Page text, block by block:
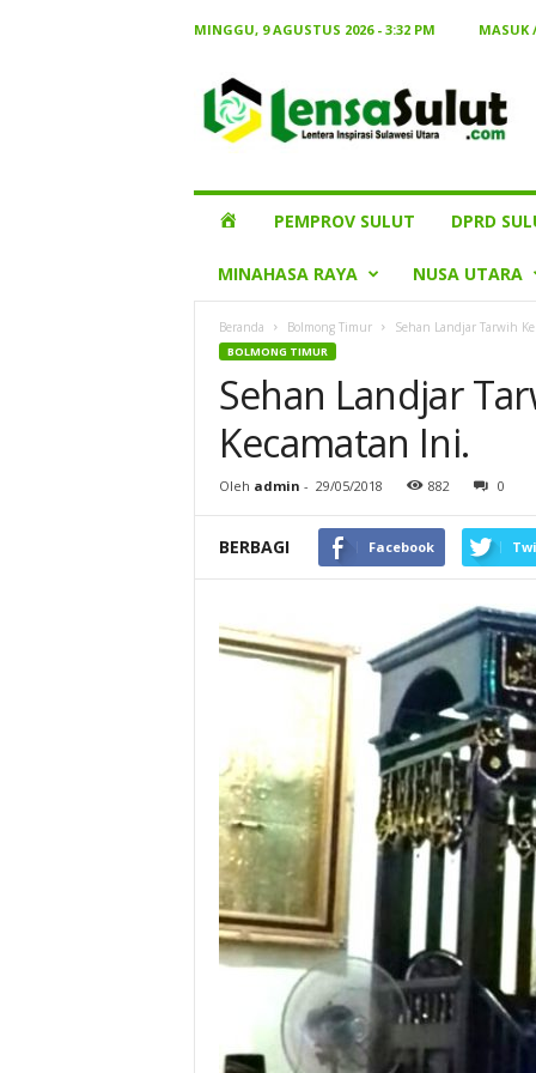
MINGGU, 9 AGUSTUS 2026 - 3:32 PM
MASUK
Sulut
HOMEPEMPROV SULUT DPRD
MINAHASA RAYA NUSA UTARA
Beranda Bolmong Timur Sehan Landjar Tarwih
BOLMONG TIMUR
Sehan Landjar
Kecamatan Ini.
Oleh admin - 29/05/2018 882 0
BERBAGI Facebook